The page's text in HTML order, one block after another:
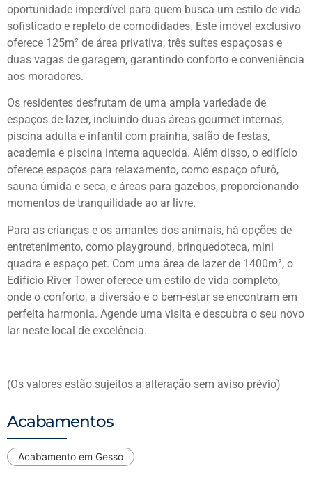
oportunidade imperdível para quem busca um estilo de vida
sofisticado e repleto de comodidades. Este imóvel exclusivo
oferece 125m² de área privativa, três suítes espaçosas e
duas vagas de garagem, garantindo conforto e conveniência
aos moradores.
Os residentes desfrutam de uma ampla variedade de
espaços de lazer, incluindo duas áreas gourmet internas,
piscina adulta e infantil com prainha, salão de festas,
academia e piscina interna aquecida. Além disso, o edifício
oferece espaços para relaxamento, como espaço ofurô,
sauna úmida e seca, e áreas para gazebos, proporcionando
momentos de tranquilidade ao ar livre.
Para as crianças e os amantes dos animais, há opções de
entretenimento, como playground, brinquedoteca, mini
quadra e espaço pet. Com uma área de lazer de 1400m², o
Edifício River Tower oferece um estilo de vida completo,
onde o conforto, a diversão e o bem-estar se encontram em
perfeita harmonia. Agende uma visita e descubra o seu novo
lar neste local de excelência.
(Os valores estão sujeitos a alteração sem aviso prévio)
Acabamentos
Acabamento em Gesso